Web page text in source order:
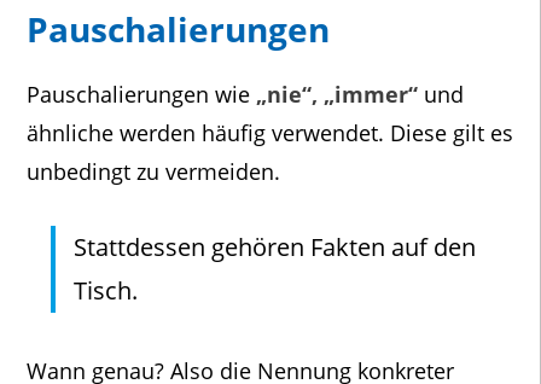
Pauschalierungen
Pauschalierungen wie„nie“, „immer“und
ähnliche werden häufig verwendet. Diese gilt es
unbedingt zu vermeiden.
Stattdessen gehören Fakten auf den
Tisch.
Wann genau? Also die Nennung konkreter